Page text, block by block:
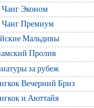
Чанг Эконом
Чанг Премиум
Мальдивы
Пролив
за рубеж
Вечерний Бриз
и Аюттайя